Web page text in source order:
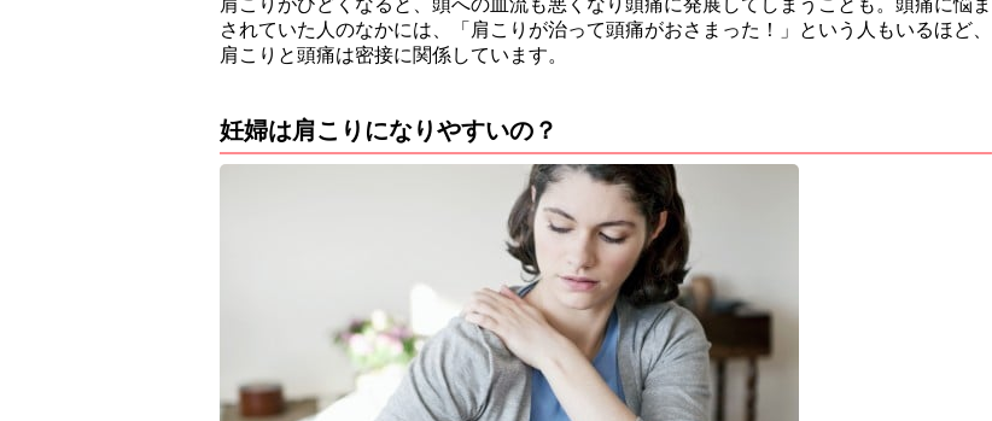
肩こりがひどくなると、頭への血流も悪くなり頭痛に発展してしまうことも。頭痛に悩ま
されていた人のなかには、「肩こりが治って頭痛がおさまった！」という人もいるほど、
肩こりと頭痛は密接に関係しています。
妊婦は肩こりになりやすいの？